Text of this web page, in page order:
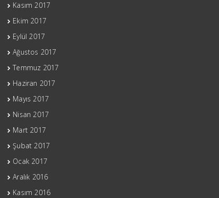
Kasım 2017
Ekim 2017
Eylül 2017
Ağustos 2017
Temmuz 2017
Haziran 2017
Mayıs 2017
Nisan 2017
Mart 2017
Şubat 2017
Ocak 2017
Aralık 2016
Kasım 2016